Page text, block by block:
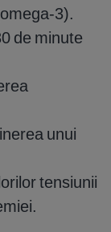
3).
de minute
unui
tensiunii